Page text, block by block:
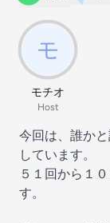
モチオ
Host
今回は、誰か
しています。
５１回から１
す。